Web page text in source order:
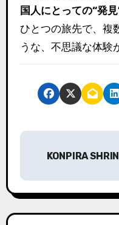
国人にとっての“発見
ひとつの旅先で、複
うな、不思議な体験
ナ
ビ
KONPIRA